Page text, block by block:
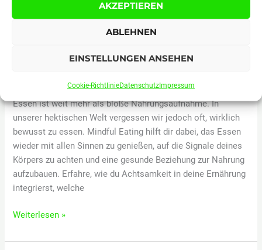
AKZEPTIEREN
ABLEHNEN
EINSTELLUNGEN ANSEHEN
Cookie-RichtlinieDatenschutzImpressum
mit Achtsamkeit und
Bewusstsein!
Tara Hanke
Essen ist weit mehr als bloße Nahrungsaufnahme. In
unserer hektischen Welt vergessen wir jedoch oft, wirklich
bewusst zu essen. Mindful Eating hilft dir dabei, das Essen
wieder mit allen Sinnen zu genießen, auf die Signale deines
Körpers zu achten und eine gesunde Beziehung zur Nahrung
aufzubauen. Erfahre, wie du Achtsamkeit in deine Ernährung
integrierst, welche
Mindful
Genießen
Weiterlesen »